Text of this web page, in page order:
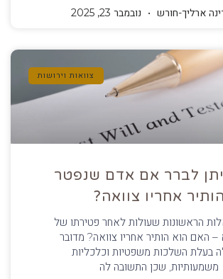
ארליך-חורש נובמבר 23, 2025
צוואות וירושות
לברר אם אדם שנפטר
הותיר אחריו צוואה?
הראשונות שעולות לאחר פטירתו של
האם הוא הותיר אחריו צוואה? מדובר
בעלת השלכות משפטיות וכלכליות
משמעותיות, שכן התשובה לה